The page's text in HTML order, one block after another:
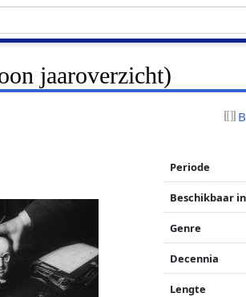
jaaroverzicht)
Periode
Beschikbaar
Genre
Decennia
Lengte